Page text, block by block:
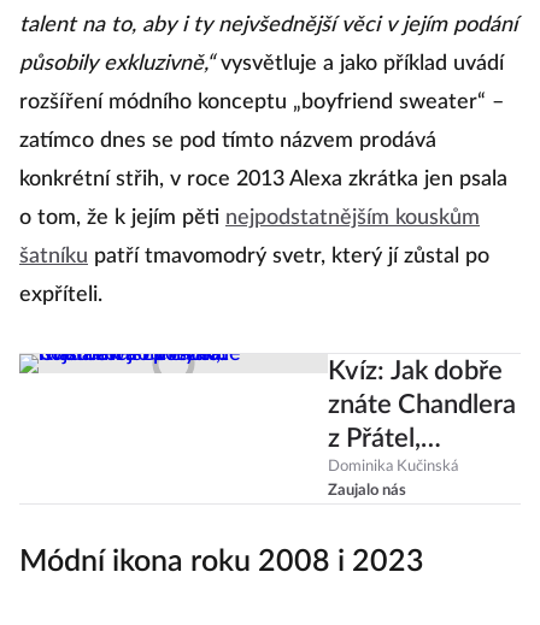
talent na to, aby i ty nejvšednější věci v jejím podání
působily exkluzivně,“ vysvětluje a jako příklad uvádí
rozšíření módního konceptu „boyfriend sweater“ –
zatímco dnes se pod tímto názvem prodává
konkrétní střih, v roce 2013 Alexa zkrátka jen psala
o tom, že k jejím pěti nejpodstatnějším kouskům
šatníku patří tmavomodrý svetr, který jí zůstal po
expříteli.
Kvíz: Jak dobře
znáte Chandlera
z Přátel,
nejslavnější
postavu
Perryho?
Dominika Kučinská
Zaujalo nás
Módní ikona roku 2008 i 2023